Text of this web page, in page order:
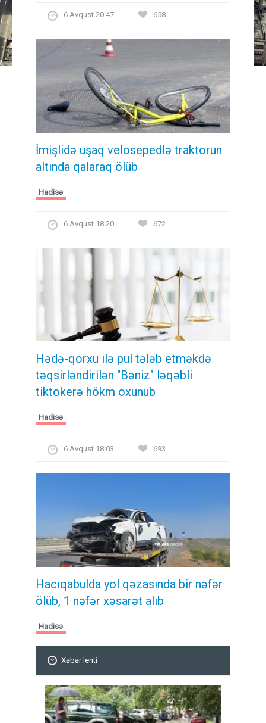
6 Avqust 20:47 658
İmişlidə uşaq velosepedlə traktorun
altında qalaraq ölüb
Hadisə
6 Avqust 18:20 672
Hədə-qorxu ilə pul tələb etməkdə
təqsirləndirilən "Bəniz" ləqəbli
tiktokerə hökm oxunub
Hadisə
6 Avqust 18:03 693
Hacıqabulda yol qəzasında bir nəfər
ölüb, 1 nəfər xəsarət alıb
Hadisə
Xəbər lenti